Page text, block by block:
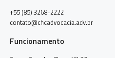
+55 (85) 3268-2222
contato@chcadvocacia.adv.br
Funcionamento